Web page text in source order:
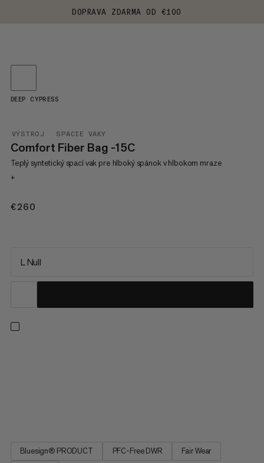
DOPRAVA ZDARMA OD €100
VÝSTROJ SPACIE VAKY
Comfort Fiber Bag -15C
Teplý syntetický spací vak pre hlboký spánok v hlbokom mraze
+
€260
DEEP CYPRESS
L Null
Bluesign® PRODUCT PFC-Free DWR
Fair Wear